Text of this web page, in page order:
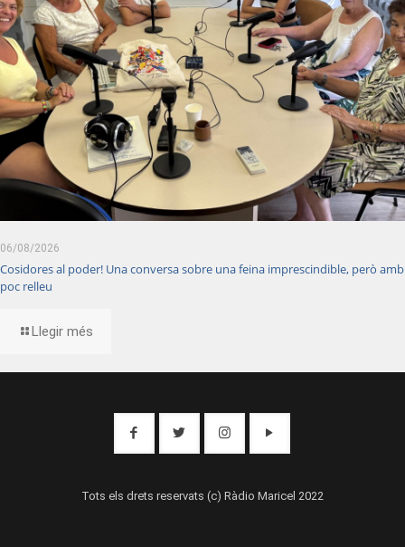
06/08/2026
Cosidores al poder! Una conversa sobre una feina imprescindible, però amb
poc relleu
Llegir més
Tots els drets reservats (c) Ràdio Maricel 2022